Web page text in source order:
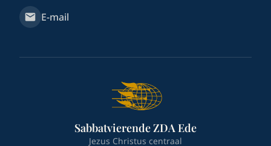
E-mail
Sabbatvierende ZDA Ede
Jezus Christus centraal